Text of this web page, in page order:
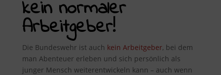
kein normaler
Arbeitgeber!
Die Bundeswehr ist auch kein Arbeitgeber, bei dem
man Abenteuer erleben und sich persönlich als
junger Mensch weiterentwickeln kann – auch wenn